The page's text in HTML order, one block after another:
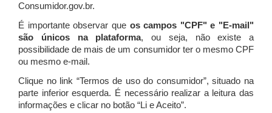
Consumidor.gov.br.
É importante observar que os campos "CPF" e "E-mail"
são únicos na plataforma, ou seja, não existe a
possibilidade de mais de um consumidor ter o mesmo CPF
ou mesmo e-mail.
Clique no link “Termos de uso do consumidor”, situado na
parte inferior esquerda. É necessário realizar a leitura das
informações e clicar no botão “Li e Aceito”.